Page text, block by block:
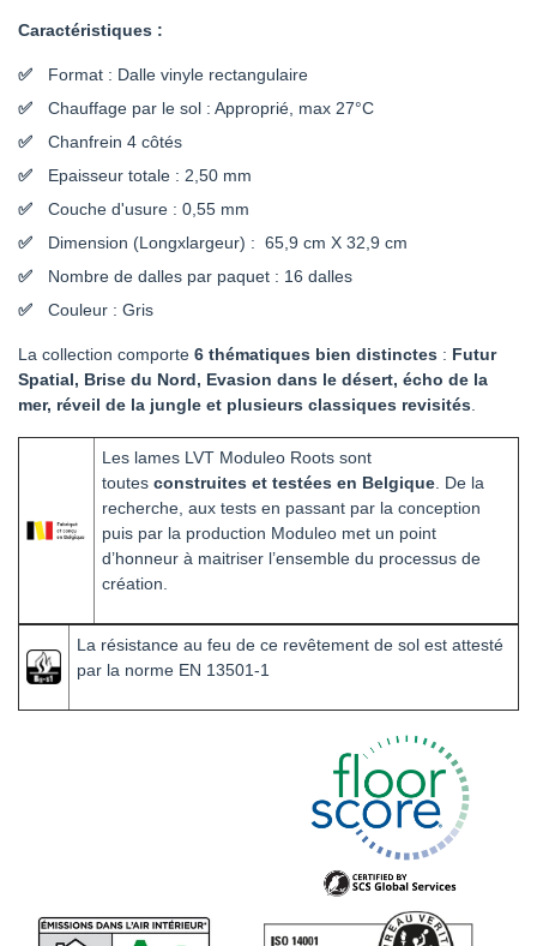
Caractéristiques :
Format : Dalle vinyle rectangulaire
Chauffage par le sol : Approprié, max 27°C
Chanfrein 4 côtés
Epaisseur totale : 2,50 mm
Couche d'usure : 0,55 mm
Dimension (Longxlargeur) : 65,9 cm X 32,9 cm
Nombre de dalles par paquet : 16 dalles
Couleur : Gris
La collection comporte 6 thématiques bien distinctes : Futur
Spatial, Brise du Nord, Evasion dans le désert, écho de la
mer, réveil de la jungle et plusieurs classiques revisités
Les lames LVT Moduleo Roots sont
toutes construites et testées en Belgique . De la
recherche, aux tests en passant par la conception
puis par la production Moduleo met un point
d’honneur à maitriser l’ensemble du processus de
création.
La résistance au feu de ce revêtement de sol est attesté
par la norme EN 13501-1